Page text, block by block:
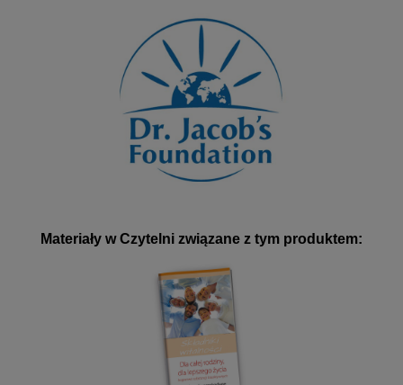
Materiały w Czytelni związane z tym produktem: